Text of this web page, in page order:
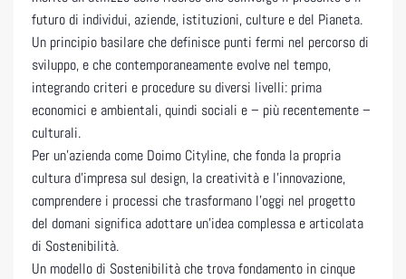
futuro di individui, aziende, istituzioni, culture e del Pianeta.
Un principio basilare che definisce punti fermi nel percorso di
sviluppo, e che contemporaneamente evolve nel tempo,
integrando criteri e procedure su diversi livelli: prima
economici e ambientali, quindi sociali e – più recentemente –
culturali.
Per un’azienda come Doimo Cityline, che fonda la propria
cultura d’impresa sul design, la creatività e l’innovazione,
comprendere i processi che trasformano l’oggi nel progetto
del domani significa adottare un’idea complessa e articolata
di Sostenibilità.
Un modello di Sostenibilità che trova fondamento in cinque